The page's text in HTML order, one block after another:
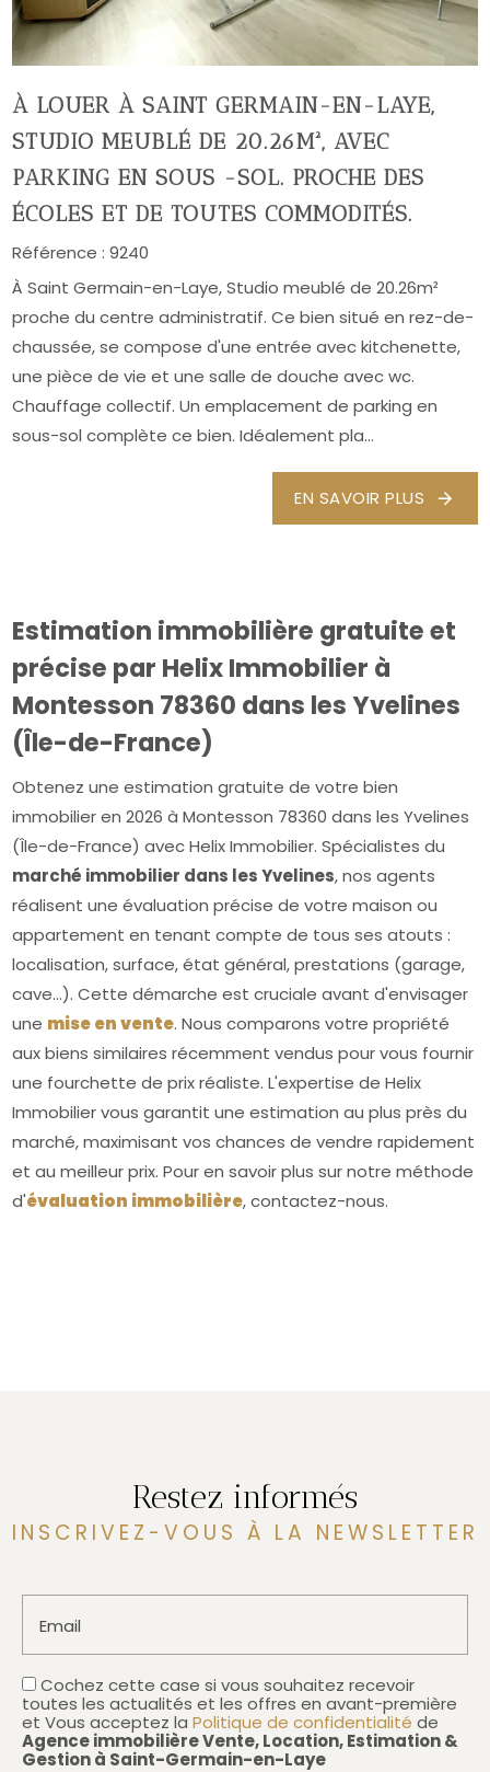
À LOUER À SAINT GERMAIN-EN-LAYE,
STUDIO MEUBLÉ DE 20.26M², AVEC
PARKING EN SOUS -SOL. PROCHE DES
ÉCOLES ET DE TOUTES COMMODITÉS.
Référence :9240
À Saint Germain-en-Laye, Studio meublé de 20.26m²
proche du centre administratif. Ce bien situé en rez-de-
chaussée, se compose d'une entrée avec kitchenette,
une pièce de vie et une salle de douche avec wc.
Chauffage collectif. Un emplacement de parking en
sous-sol complète ce bien. Idéalement pla...
EN SAVOIR PLUS
Estimation immobilière gratuite et
précise par Helix Immobilier à
Montesson 78360 dans les Yvelines
(Île-de-France)
Obtenez une estimation gratuite de votre bien
immobilier en 2026 à Montesson 78360 dans les Yvelines
(Île-de-France) avec Helix Immobilier. Spécialistes du
marché immobilier dans les Yvelines, nos agents
réalisent une évaluation précise de votre maison ou
appartement en tenant compte de tous ses atouts :
localisation, surface, état général, prestations (garage,
cave...). Cette démarche est cruciale avant d'envisager
une mise en vente. Nous comparons votre propriété
aux biens similaires récemment vendus pour vous fournir
une fourchette de prix réaliste. L'expertise de Helix
Immobilier vous garantit une estimation au plus près du
marché, maximisant vos chances de vendre rapidement
et au meilleur prix. Pour en savoir plus sur notre méthode
d'évaluation immobilière, contactez-nous.
Restez informés
INSCRIVEZ-VOUS À LA NEWSLETTER
Email
Cochez cette case si vous souhaitez recevoir
toutes les actualités et les offres en avant-première
et Vous acceptez la Politique de confidentialité de
Agence immobilière Vente, Location, Estimation &
Gestion à Saint-Germain-en-Laye